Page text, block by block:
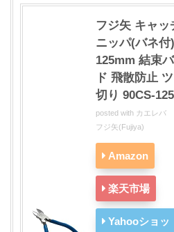
フジ矢 キャッ
ニッパ(バネ付)
125mm 結束
ド 飛散防止
切り 90CS-125
posted with カエレバ
フジ矢(Fujiya)
Amazon
楽天市場
Yahooショッ